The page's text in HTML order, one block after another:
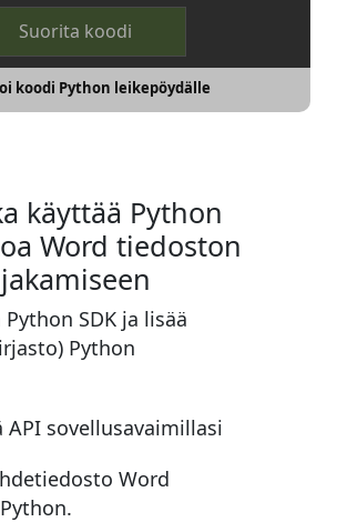
Suorita koodi
koodi Python leikepöydälle
käyttää Python
Word tiedoston
jakamiseen
SDK ja lisää
Python
API sovellusavaimillasi
Word